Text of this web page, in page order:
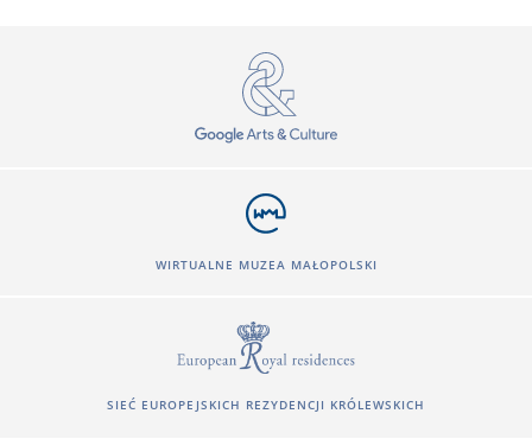
WIRTUALNE MUZEA MAŁOPOLSKI
SIEĆ EUROPEJSKICH REZYDENCJI KRÓLEWSKICH